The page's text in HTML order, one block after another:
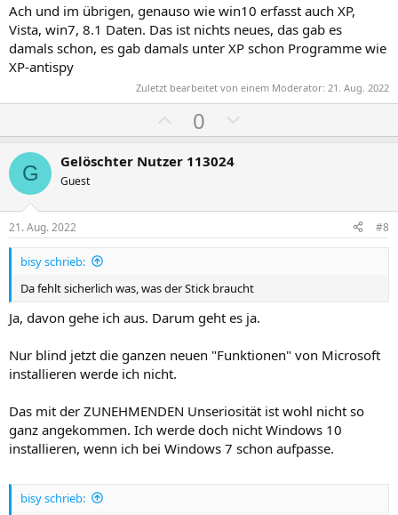
Ach und im übrigen, genauso wie win10 erfasst auch XP,
Vista, win7, 8.1 Daten. Das ist nichts neues, das gab es
damals schon, es gab damals unter XP schon Programme wie
XP-antispy
Zuletzt bearbeitet von einem Moderator: 21. Aug. 2022
o
s
t
v
S
t
i
m
0
e
t
v
S
t
i
m
G Gelöschter Nutzer 113024
Guest
21. Aug. 2022 #8
bisy schrieb:
Da fehlt sicherlich was, was der Stick braucht
Ja, davon gehe ich aus. Darum geht es ja.
Nur blind jetzt die ganzen neuen "Funktionen" von Microsoft
installieren werde ich nicht.
Das mit der ZUNEHMENDEN Unseriosität ist wohl nicht so
ganz angekommen. Ich werde doch nicht Windows 10
installieren, wenn ich bei Windows 7 schon aufpasse.
bisy schrieb: